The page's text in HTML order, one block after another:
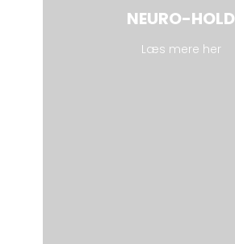
NEURO-HOLD
Læs mere her